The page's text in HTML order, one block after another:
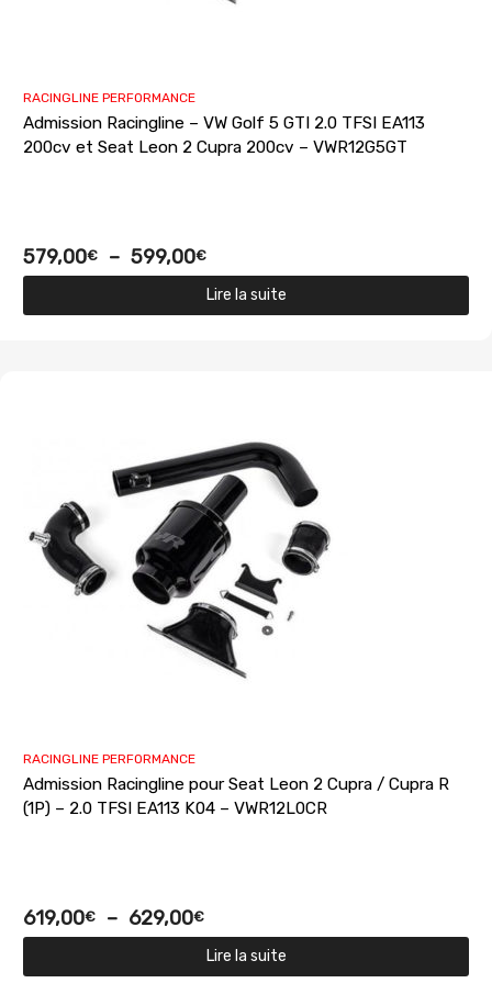
RACINGLINE PERFORMANCE
Admission Racingline – VW Golf 5 GTI 2.0 TFSI EA113
200cv et Seat Leon 2 Cupra 200cv – VWR12G5GT
579,00€ – 599,00€
Lire la suite
RACINGLINE PERFORMANCE
Admission Racingline pour Seat Leon 2 Cupra / Cupra R
(1P) – 2.0 TFSI EA113 K04 – VWR12L0CR
619,00€ – 629,00€
Lire la suite